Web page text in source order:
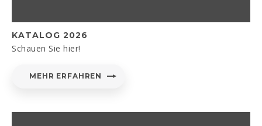
KATALOG 2026
Schauen Sie hier!
MEHR ERFAHREN